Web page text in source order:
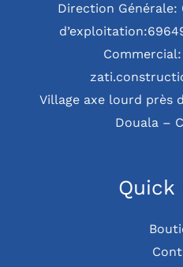
Direction Générale:
Village axe lourd près
Douala –
Quick